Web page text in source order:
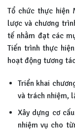
Tổ chức thực hiện
lược và chương
tế nhằm đạt các
Tiến trình thực
hoạt động tương
Triển khai
và trách nhiệm,
Xây dựng cơ
nhiệm vụ cho